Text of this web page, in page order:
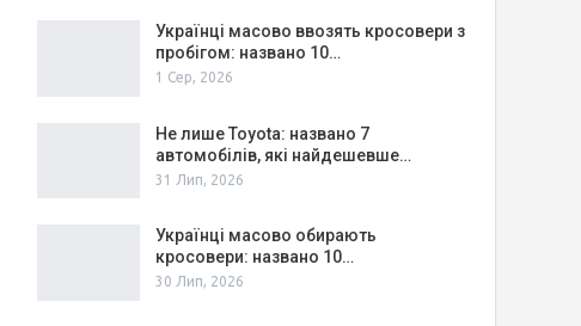
Українці масово ввозять кросовери з
пробігом: названо 10…
1 Сер, 2026
Не лише Toyota: названо 7
автомобілів, які найдешевше…
31 Лип, 2026
Українці масово обирають
кросовери: названо 10…
30 Лип, 2026